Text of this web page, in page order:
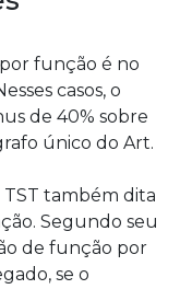
função é no
casos, o
de 40% sobre
único do Art.
TST também dita
Segundo seu
de função por
se o